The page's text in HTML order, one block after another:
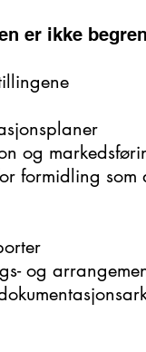
er ikke
og
formidling
og